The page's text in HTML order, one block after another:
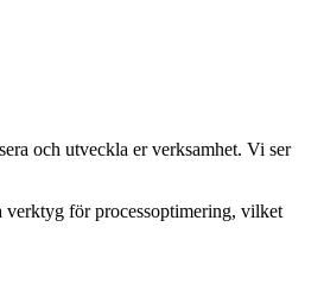
och utveckla er verksamhet. Vi ser
verktyg för processoptimering, vilket